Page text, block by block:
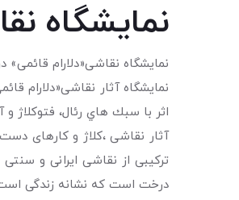
نمایشگاه
نمایشگاه نقاشی«دلارام
اثر با سبك هاي رئال، فتوكلاژ
آثار نقاشی ،کلاژ و کارهای
ترکیبی از نقاشی ایرانی و
درخت است که نشانه زندگی